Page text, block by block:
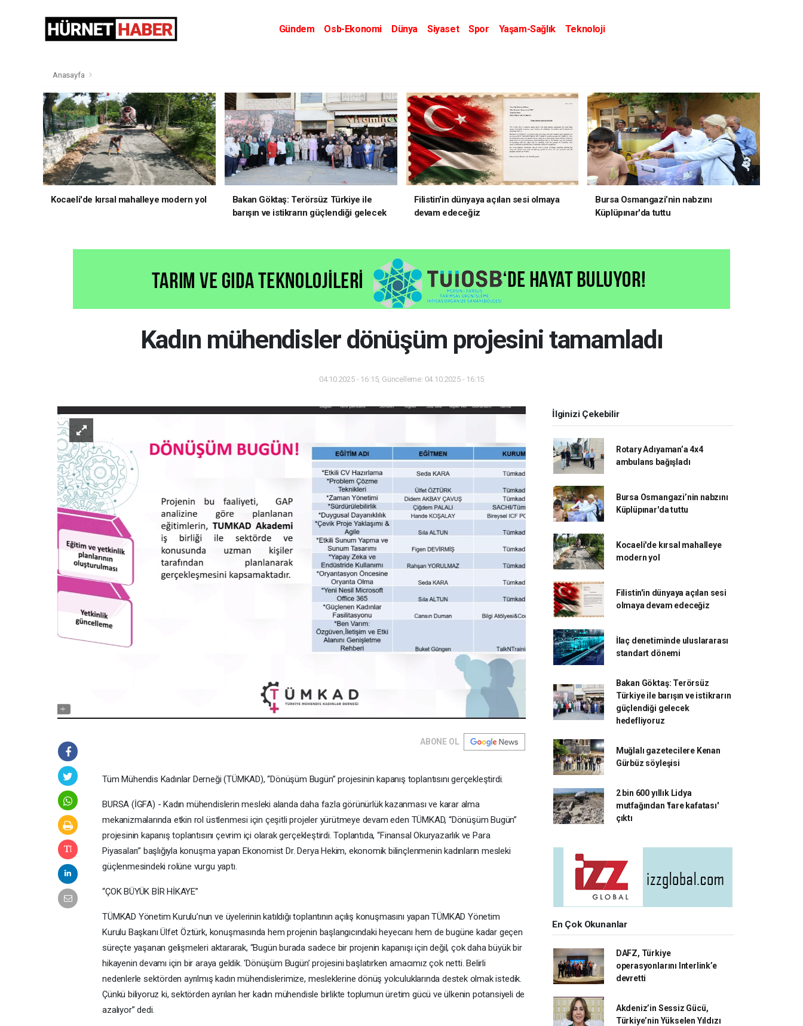
Gündem Osb-Ekonomi Dünya Siyaset Spor Yaşam-Sağlık
Teknoloji
Anasayfa
Kocaeli'de kırsal mahalleye modern yol
Bakan Göktaş: Terörsüz Türkiye ile
barışın ve istikrarın güçlendiği gelecek
Filistin'in dünyaya açılan sesi olmaya
devam edeceğiz
Bursa Osmangazi’nin nabzını
Küplüpınar'da tuttu
Kadın mühendisler dönüşüm projesini tamamladı
04.10.2025 - 16:15, Güncelleme: 04.10.2025 - 16:15
ABONE OL
Tüm Mühendis Kadınlar Derneği (TÜMKAD), “Dönüşüm Bugün” projesinin kapanış toplantısını gerçekleştirdi.
BURSA (İGFA) - Kadın mühendislerin mesleki alanda daha fazla görünürlük kazanması ve karar alma
mekanizmalarında etkin rol üstlenmesi için çeşitli projeler yürütmeye devam eden TÜMKAD, “Dönüşüm Bugün”
projesinin kapanış toplantısını çevrim içi olarak gerçekleştirdi. Toplantıda, “Finansal Okuryazarlık ve Para
Piyasaları” başlığıyla konuşma yapan Ekonomist Dr. Derya Hekim, ekonomik bilinçlenmenin kadınların mesleki
güçlenmesindeki rolüne vurgu yaptı.
“ÇOK BÜYÜK BİR HİKAYE”
TÜMKAD Yönetim Kurulu’nun ve üyelerinin katıldığı toplantının açılış konuşmasını yapan TÜMKAD Yönetim
Kurulu Başkanı Ülfet Öztürk, konuşmasında hem projenin başlangıcındaki heyecanı hem de bugüne kadar geçen
süreçte yaşanan gelişmeleri aktararak, “Bugün burada sadece bir projenin kapanışı için değil, çok daha büyük bir
hikayenin devamı için bir araya geldik. ‘Dönüşüm Bugün’ projesini başlatırken amacımız çok netti. Belirli
nedenlerle sektörden ayrılmış kadın mühendislerimize, mesleklerine dönüş yolculuklarında destek olmak istedik.
Çünkü biliyoruz ki, sektörden ayrılan her kadın mühendisle birlikte toplumun üretim gücü ve ülkenin potansiyeli de
azalıyor” dedi.
İlginizi Çekebilir
Rotary Adıyaman’a 4x4
ambulans bağışladı
Bursa Osmangazi’nin nabzını
Küplüpınar'da tuttu
Kocaeli'de kırsal mahalleye
modern yol
Filistin'in dünyaya açılan sesi
olmaya devam edeceğiz
İlaç denetiminde uluslararası
standart dönemi
Bakan Göktaş: Terörsüz
Türkiye ile barışın ve istikrarın
güçlendiği gelecek
hedefliyoruz
Muğlalı gazetecilere Kenan
Gürbüz söyleşisi
2 bin 600 yıllık Lidya
mutfağından 'fare kafatası'
çıktı
En Çok Okunanlar
DAFZ, Türkiye
operasyonlarını Interlink’e
devretti
Akdeniz’in Sessiz Gücü,
Türkiye’nin Yükselen Yıldızı